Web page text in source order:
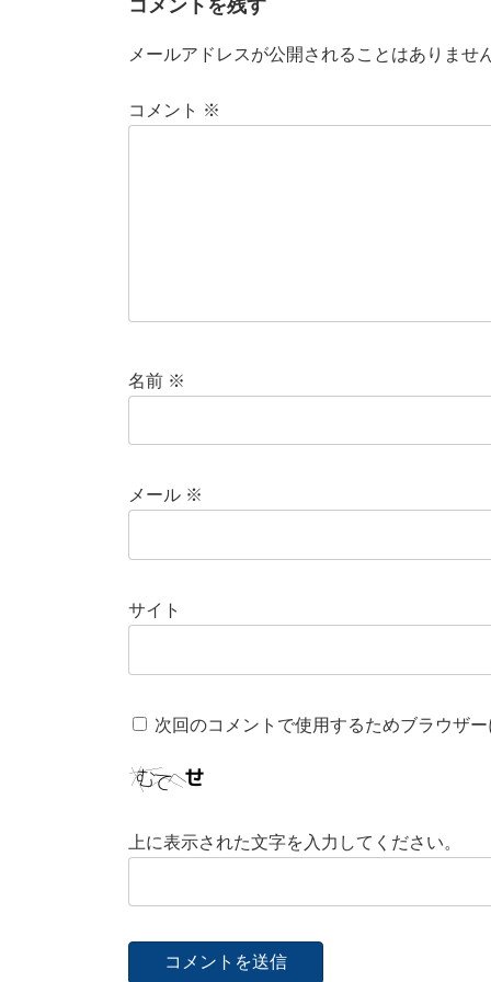
コメントを残す
メールアドレスが公開されることはありませ
コメント ※
名前 ※
メール ※
サイト
次回のコメントで使用するためブラウザ
上に表示された文字を入力してください。